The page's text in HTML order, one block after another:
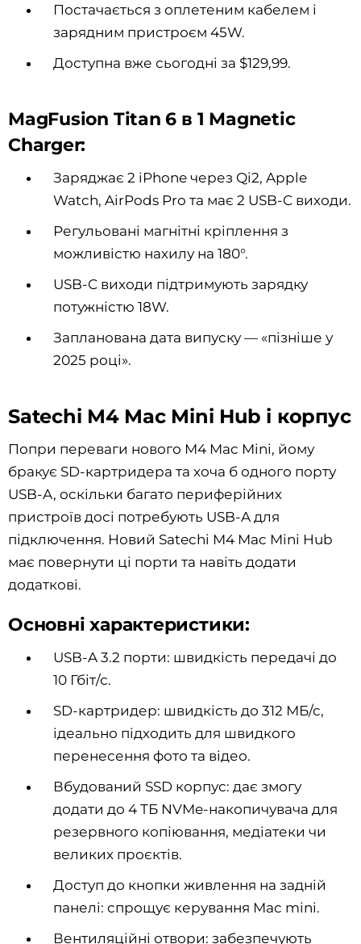
Постачається з оплетеним кабелем і
зарядним пристроєм 45W.
Доступна вже сьогодні за $129,99.
MagFusion Titan 6 в 1 Magnetic
Charger:
Заряджає 2 iPhone через Qi2, Apple
Watch, AirPods Pro та має 2 USB-C виходи.
Регульовані магнітні кріплення з
можливістю нахилу на 180°.
USB-C виходи підтримують зарядку
потужністю 18W.
Запланована дата випуску — «пізніше у
2025 році».
Satechi M4 Mac Mini Hub і корпус
Попри переваги нового M4 Mac Mini, йому
бракує SD-картридера та хоча б одного порту
USB-A, оскільки багато периферійних
пристроїв досі потребують USB-A для
підключення. Новий Satechi M4 Mac Mini Hub
має повернути ці порти та навіть додати
додаткові.
Основні характеристики:
USB-A 3.2 порти: швидкість передачі до
10 Гбіт/с.
SD-картридер: швидкість до 312 МБ/с,
ідеально підходить для швидкого
перенесення фото та відео.
Вбудований SSD корпус: дає змогу
додати до 4 ТБ NVMe-накопичувача для
резервного копіювання, медіатеки чи
великих проєктів.
Доступ до кнопки живлення на задній
панелі: спрощує керування Mac mini.
Вентиляційні отвори: забезпечують